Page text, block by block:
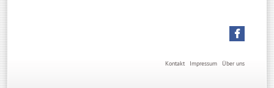
Über uns
Impressum
Kontakt